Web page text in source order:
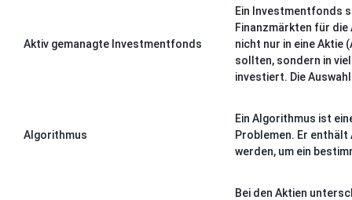
Aktiv gemanagte Investmentfonds
Ein Investmentfonds
Finanzmärkten für
nicht nur in eine Aktie
sollten, sondern in
investiert. Die
Algorithmus
Ein Algorithmus ist
Problemen. Er
werden, um ein
Bei den Aktien